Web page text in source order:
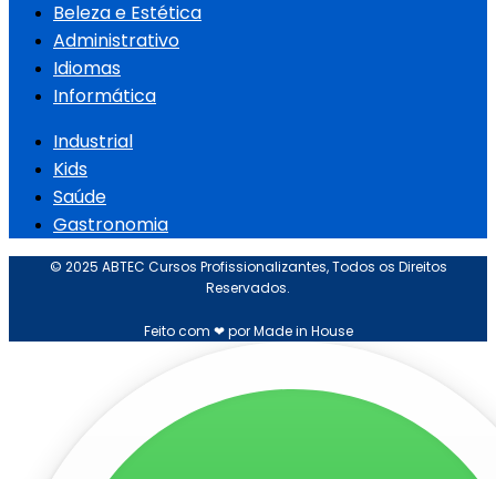
Beleza e Estética
Administrativo
Idiomas
Informática
Industrial
Kids
Saúde
Gastronomia
© 2025 ABTEC Cursos Profissionalizantes, Todos os Direitos
Reservados.
Feito com ❤ por Made in House